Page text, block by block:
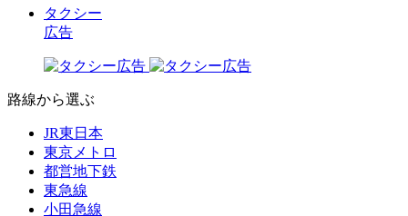
タクシー
広告
路線から選ぶ
JR東日本
東京メトロ
都営地下鉄
東急線
小田急線